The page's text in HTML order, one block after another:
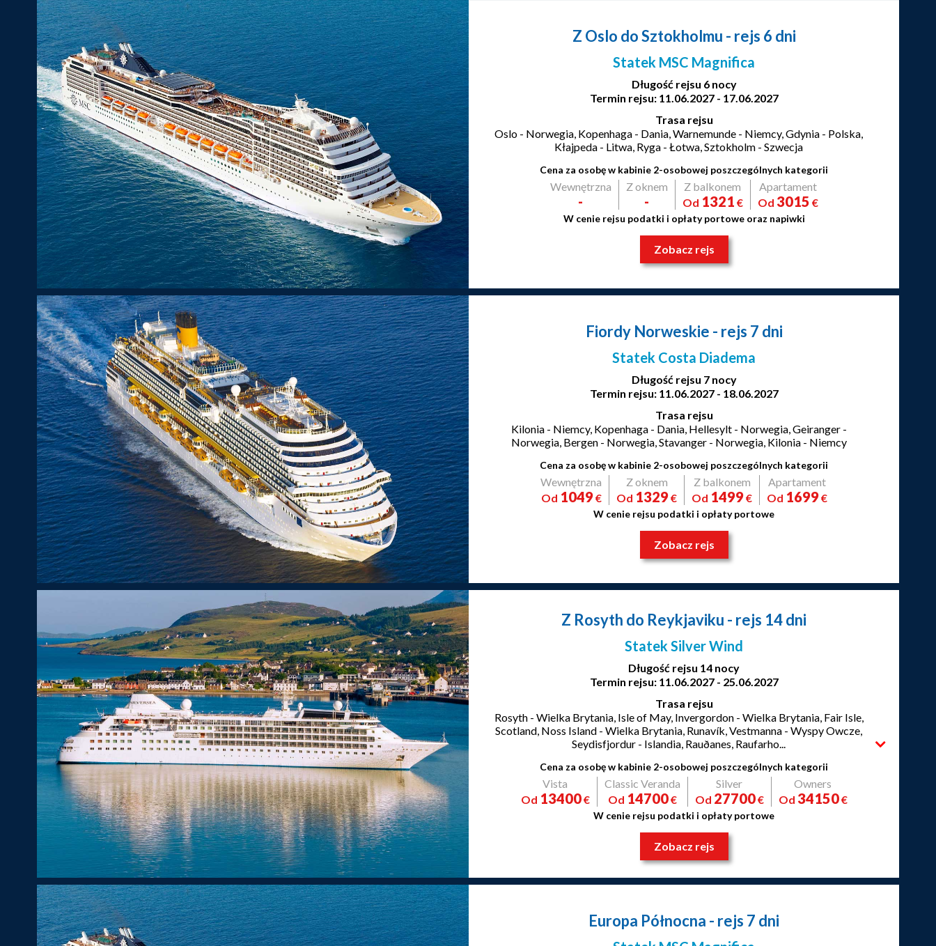
Z Oslo do Sztokholmu - rejs 6 dni
Statek MSC Magnifica
Długość rejsu 6 nocy
Termin rejsu: 11.06.2027 - 17.06.2027
Trasa rejsu
Oslo - Norwegia, Kopenhaga - Dania, Warnemunde - Niemcy, Gdynia - Polska,
Kłajpeda - Litwa, Ryga - Łotwa, Sztokholm - Szwecja
Cena za osobę w kabinie 2-osobowej poszczególnych kategorii
Wewnętrzna
-
Z oknem
-
Z balkonem
Od 1321 €
Apartament
Od 3015 €
W cenie rejsu podatki i opłaty portowe oraz napiwki
Zobacz rejs
Fiordy Norweskie - rejs 7 dni
Statek Costa Diadema
Długość rejsu 7 nocy
Termin rejsu: 11.06.2027 - 18.06.2027
Trasa rejsu
Kilonia - Niemcy, Kopenhaga - Dania, Hellesylt - Norwegia, Geiranger -
Norwegia, Bergen - Norwegia, Stavanger - Norwegia, Kilonia - Niemcy
Cena za osobę w kabinie 2-osobowej poszczególnych kategorii
Wewnętrzna
Od 1049€
Z oknem
Od 1329€
Z balkonem
Od 1499€
Apartament
Od 1699€
W cenie rejsu podatki i opłaty portowe
Zobacz rejs
Z Rosyth do Reykjaviku - rejs 14 dni
Statek Silver Wind
Długość rejsu 14 nocy
Termin rejsu: 11.06.2027 - 25.06.2027
Trasa rejsu
Rosyth - Wielka Brytania, Isle of May, Invergordon - Wielka Brytania, Fair Isle,
Scotland, Noss Island - Wielka Brytania, Runavík, Vestmanna - Wyspy Owcze,
Seydisfjordur - Islandia, Rauðanes, Raufarho...
Cena za osobę w kabinie 2-osobowej poszczególnych kategorii
Vista
Od 13400€
Classic Veranda
Od 14700€
Silver
Od 27700€
Owners
Od 34150€
W cenie rejsu podatki i opłaty portowe
Zobacz rejs
Europa Północna - rejs 7 dni